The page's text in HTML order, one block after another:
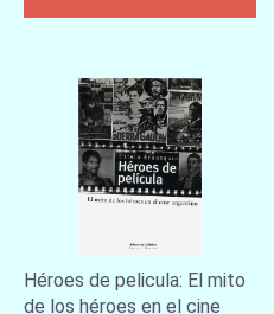
Héroes de pelicula: El mito
de los héroes en el cine